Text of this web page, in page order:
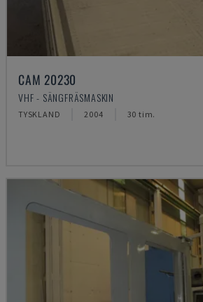
CAM 20230
VHF - SÄNGFRÄSMASKIN
TYSKLAND 2004 30 tim.